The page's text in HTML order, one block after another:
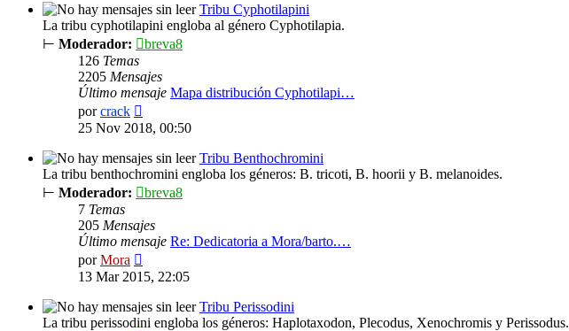
Tribu Cyphotilapini
La tribu cyphotilapini engloba al género Cyphotilapia.
⊢ Moderador:
breva8
126 Temas
2205 Mensajes
Último mensaje Mapa distribución Cyphotilapi…
porcrack
último
mensaje
25 Nov 2018, 00:50
Tribu Benthochromini
La tribu benthochromini engloba los géneros: B. tricoti, B. hoorii y B. melanoides.
⊢ Moderador:
breva8
7 Temas
205 Mensajes
Último mensaje Re: Dedicatoria a Mora/barto.…
porMora
último
mensaje
13 Mar 2015, 22:05
Tribu Perissodini
La tribu perissodini engloba los géneros: Haplotaxodon, Plecodus, Xenochromis y Perissodus.